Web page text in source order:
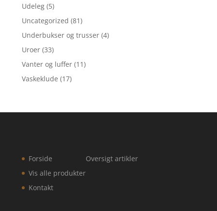
Udeleg (5)
Uncategorized (81)
Underbukser og trusser (4)
Uroer (33)
Vanter og luffer (11)
Vaskeklude (17)
Forside
Vis alle produkter
Kontakt
Oversigt artikler